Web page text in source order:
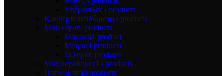
Υπέρδιπλες5 products
Κουβερτοπαπλώματα3 products
Μαξιλάρια5 products
Μαλακά1 product
Μέτρια4 products
Σκληρά0 products
Μαξιλαροθήκες15 products
Παπλώματα0 products